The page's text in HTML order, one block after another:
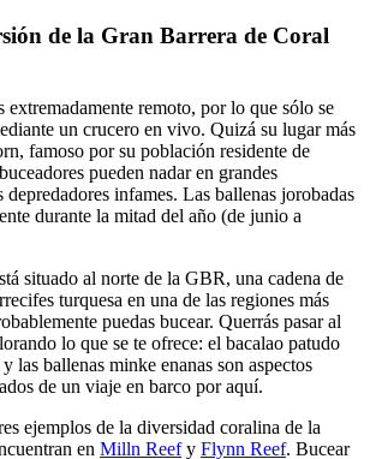
de la Gran Barrera de Coral
extremadamente remoto, por lo que sólo se
un crucero en vivo. Quizá su lugar más
famoso por su población residente de
pueden nadar en grandes
depredadores infames. Las ballenas jorobadas
durante la mitad del año (de junio a
situado al norte de la GBR, una cadena de
turquesa en una de las regiones más
puedas bucear. Querrás pasar al
lo que se te ofrece: el bacalao patudo
las ballenas minke enanas son aspectos
de un viaje en barco por aquí.
ejemplos de la diversidad coralina de la
en Milln Reefy Flynn Reef. Bucear